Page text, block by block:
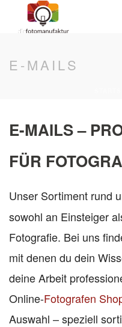
E-MAILS
E-MAILS –
FÜR
Unser Sortiment rund
sowohl an Einsteiger
Fotografie. Bei uns
mit denen du dein
deine Arbeit
Online-Fotografen
Auswahl – speziell